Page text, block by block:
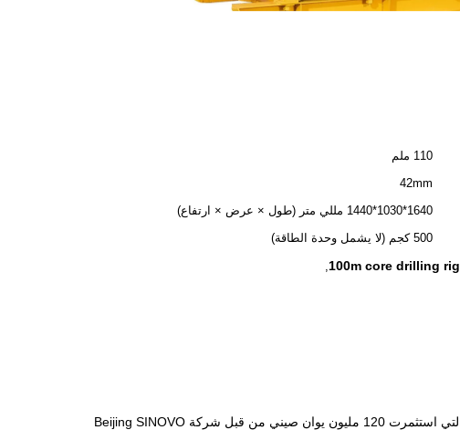
110 ملم
42mm
1640*1030*1440 مللي متر (طول × عرض × ارتفاع)
500 كجم (لا يشمل وحدة الطاقة)
100m core drilling rig
,
تقع شركة SINOVO Heavy Industry Co.,Ltd في منطقة Xianghe Emerging Industries Demonstration Zone، مقاطعة Hebei، والتي استثمرت 120 مليون يوان صيني من قبل شركة Beijing SINOVO